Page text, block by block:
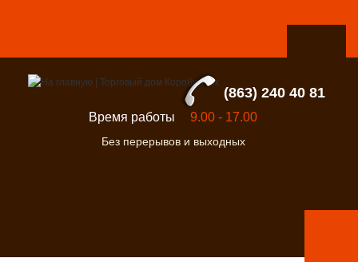
(863) 240 40 81
Время работы 9.00 - 17.00
Без перерывов и выходных